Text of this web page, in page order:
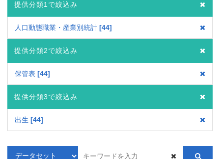
提供分類1で絞込み
人口動態職業・産業別統計 44
提供分類2で絞込み
保管表 44
提供分類3で絞込み
出生 44